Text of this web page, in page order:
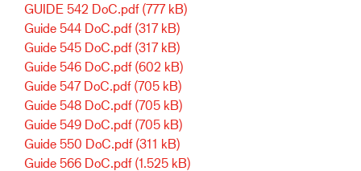
GUIDE 542 DoC.pdf (777 kB)
Guide 544 DoC.pdf (317 kB)
Guide 545 DoC.pdf (317 kB)
Guide 546 DoC.pdf (602 kB)
Guide 547 DoC.pdf (705 kB)
Guide 548 DoC.pdf (705 kB)
Guide 549 DoC.pdf (705 kB)
Guide 550 DoC.pdf (311 kB)
Guide 566 DoC.pdf (1.525 kB)